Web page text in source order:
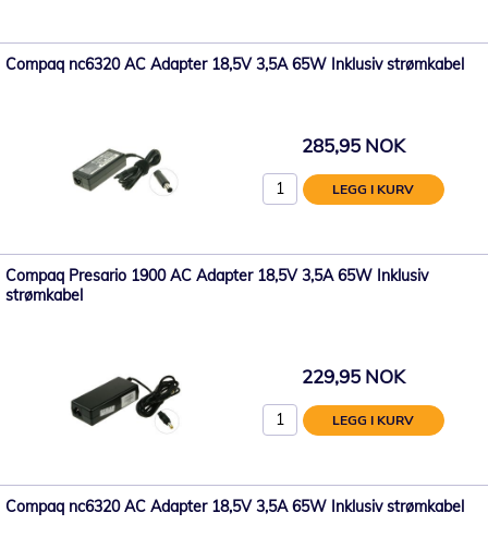
Compaq nc6320 AC Adapter 18,5V 3,5A 65W Inklusiv strømkabel
285,95 NOK
LEGG I KURV
Compaq Presario 1900 AC Adapter 18,5V 3,5A 65W Inklusiv
strømkabel
229,95 NOK
LEGG I KURV
Compaq nc6320 AC Adapter 18,5V 3,5A 65W Inklusiv strømkabel